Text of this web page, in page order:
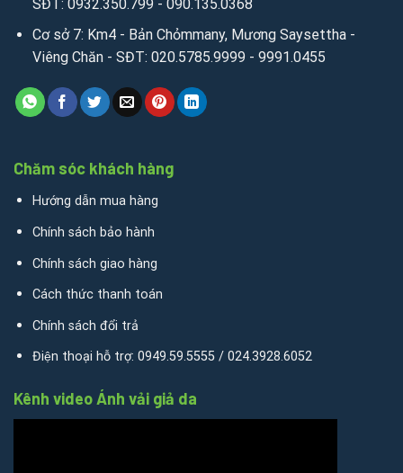
SĐT: 0932.350.799 - 090.135.0368
Cơ sở 7: Km4 - Bản Chỏmmany, Mương Saysettha -
Viêng Chăn - SĐT: 020.5785.9999 - 9991.0455
Chăm sóc khách hàng
Hướng dẫn mua hàng
Chính sách bảo hành
Chính sách giao hàng
Cách thức thanh toán
Chính sách đổi trả
Điện thoại hỗ trợ: 0949.59.5555 / 024.3928.6052
Kênh video Ánh vải giả da